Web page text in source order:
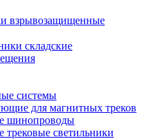
взрывозащищенные
складские
системы
для магнитных треков
шинопроводы
светильники